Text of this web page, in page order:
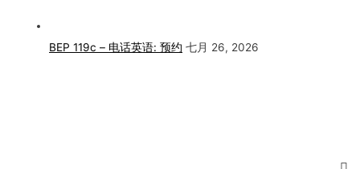
BEP 119c – 电话英语: 预约 七月 26, 2026